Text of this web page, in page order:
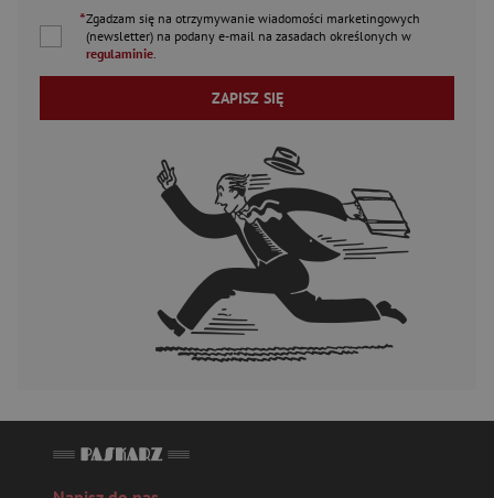
*Zgadzam się na otrzymywanie wiadomości marketingowych
(newsletter) na podany e-mail na zasadach określonych w
regulaminie
ZAPISZ SIĘ